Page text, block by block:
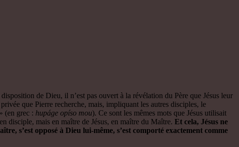
de Dieu, il n’est pas ouvert à la révélation du Père que Jésus leur
que Pierre recherche, mais, impliquant les autres disciples, le
(en grec : hupáge opíso mou). Ce sont les mêmes mots que Jésus utilisait
disciple, mais en maître de Jésus, en maître du Maître. Et cela, Jésus ne
s’est opposé à Dieu lui-même, s’est comporté exactement comme